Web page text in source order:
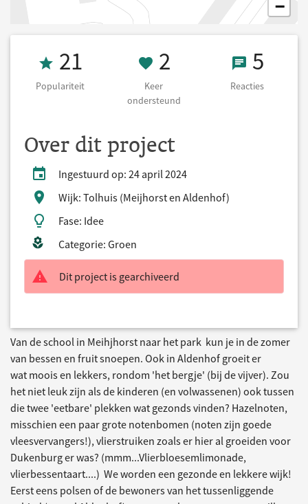
−
Populariteit 21
21
Populariteit
2 Keer
2
Keer
ondersteund
5 5
Reacties
Over dit project
Ingestuurd op: 24 april 2024
Wijk: Tolhuis (Meijhorst en Aldenhof)
Fase: Idee
Categorie: Groen
Dit project is gearchiveerd
Van de school in Meihjhorst naar het park kun je in de zomer
van bessen en fruit snoepen. Ook in Aldenhof groeit er
wat moois en lekkers, rondom 'het bergje' (bij de vijver). Zou
het niet leuk zijn als de kinderen (en volwassenen) ook tussen
die twee 'eetbare' plekken wat gezonds vinden? Hazelnoten,
misschien een paar grote notenbomen (noten zijn goede
vleesvervangers!), vlierstruiken zoals er hier al groeiden voor
Dukenburg er was? (mmm...Vlierbloesemlimonade,
vlierbessentaart....) We worden een gezonde en lekkere wijk!
Eerst eens polsen of de bewoners van het tussenliggende